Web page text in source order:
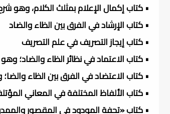
• كتاب إكمال الإعلام بمثلث الكلام، وهو
• كتاب الإرشاد في الفرق بين الظاء والضاد
• كتاب إيجاز التصريف في علم التصريف
• كتاب الاعتماد في نظائر الظاء والضاد؛
• كتاب الاعتضاد في الفرق بين الظاء
• كتاب الألفاظ المختلفة في المعاني
• كتاب «تحفة المودود في المقصور